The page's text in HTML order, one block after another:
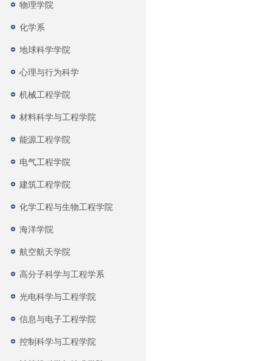
物理学院
化学系
地球科学学院
心理与行为科学
机械工程学院
材料科学与工程学院
能源工程学院
电气工程学院
建筑工程学院
化学工程与生物工程学院
海洋学院
航空航天学院
高分子科学与工程学系
光电科学与工程学院
信息与电子工程学院
控制科学与工程学院